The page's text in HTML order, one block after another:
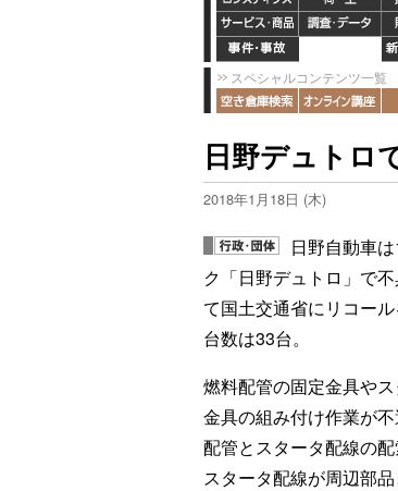
スペシャルコンテンツ一覧
日野デュトロ
2018年1月18日 (木)
日野自動車
ク「日野デュトロ」で
て国土交通省にリコー
台数は33台。
燃料配管の固定金具や
金具の組み付け作業が
配管とスタータ配線の配
スタータ配線が周辺部